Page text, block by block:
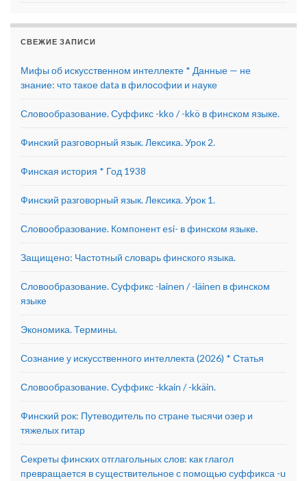
СВЕЖИЕ ЗАПИСИ
Мифы об искусственном интеллекте * Данные — не
знание: что такое data в философии и науке
Словообразование. Суффикс -kko / -kkö в финском языке.
Финский разговорный язык. Лексика. Урок 2.
Финская история * Год 1938
Финский разговорный язык. Лексика. Урок 1.
Словообразование. Компонент esi- в финском языке.
Защищено: Частотный словарь финского языка.
Словообразование. Суффикс -lainen / -läinen в финском
языке
Экономика. Термины.
Сознание у искусственного интеллекта (2026) * Статья
Словообразование. Суффикс -kkain / -kkäin.
Финский рок: Путеводитель по стране тысячи озер и
тяжелых гитар
Секреты финских отглагольных слов: как глагол
превращается в существительное с помощью суффикса -u